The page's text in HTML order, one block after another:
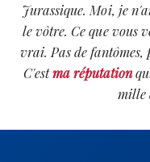
Jurassique. Moi, je
le vôtre. Ce que vous
vrai. Pas de fantômes,
C'estma réputation
mille